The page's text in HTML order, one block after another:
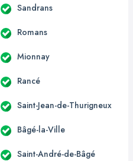
Sandrans
Romans
Mionnay
Rancé
Saint-Jean-de-Thurigneux
Bâgé-la-Ville
Saint-André-de-Bâgé